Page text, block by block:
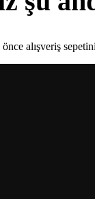
alışveriş